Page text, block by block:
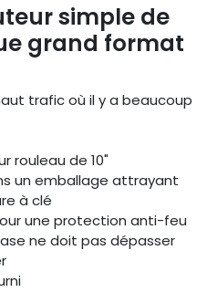
simple de
grand format
trafic où il y a beaucoup
rouleau de 10"
un emballage attrayant
à clé
une protection anti-feu
ne doit pas dépasser